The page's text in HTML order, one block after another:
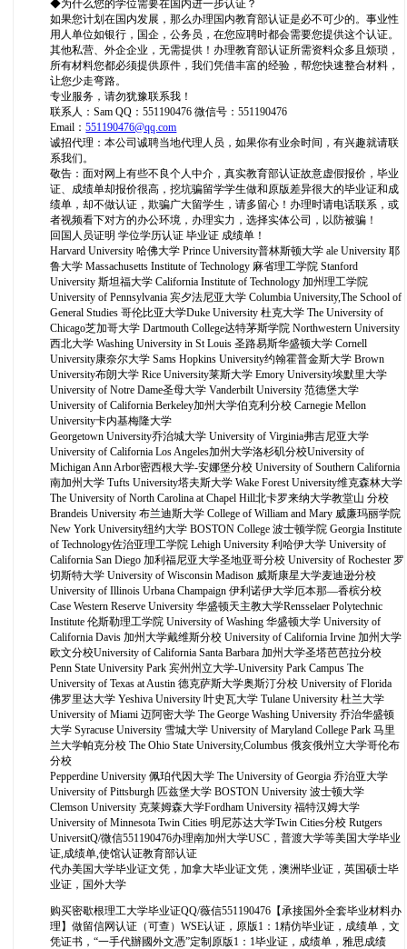
◆为什么您的学位需要在国内进一步认证？
如果您计划在国内发展，那么办理国内教育部认证是必不可少的。事业性
用人单位如银行，国企，公务员，在您应聘时都会需要您提供这个认证。
其他私营、外企企业，无需提供！办理教育部认证所需资料众多且烦琐，
所有材料您都必须提供原件，我们凭借丰富的经验，帮您快速整合材料，
让您少走弯路。
专业服务，请勿犹豫联系我！
联系人：Sam QQ：551190476 微信号：551190476
Email：551190476@qq.com
诚招代理：本公司诚聘当地代理人员，如果你有业余时间，有兴趣就请联
系我们。
敬告：面对网上有些不良个人中介，真实教育部认证故意虚假报价，毕业
证、成绩单却报价很高，挖坑骗留学学生做和原版差异很大的毕业证和成
绩单，却不做认证，欺骗广大留学生，请多留心！办理时请电话联系，或
者视频看下对方的办公环境，办理实力，选择实体公司，以防被骗！
回国人员证明 学位学历认证 毕业证 成绩单！
Harvard University 哈佛大学 Prince University普林斯顿大学 ale University 耶
鲁大学 Massachusetts Institute of Technology 麻省理工学院 Stanford
University 斯坦福大学 California Institute of Technology 加州理工学院
University of Pennsylvania 宾夕法尼亚大学 Columbia University,The School of
General Studies 哥伦比亚大学Duke University 杜克大学 The University of
Chicago芝加哥大学 Dartmouth College达特茅斯学院 Northwestern University
西北大学 Washing University in St Louis 圣路易斯华盛顿大学 Cornell
University康奈尔大学 Sams Hopkins University约翰霍普金斯大学 Brown
University布朗大学 Rice University莱斯大学 Emory University埃默里大学
University of Notre Dame圣母大学 Vanderbilt University 范德堡大学
University of California Berkeley加州大学伯克利分校 Carnegie Mellon
University卡内基梅隆大学
Georgetown University乔治城大学 University of Virginia弗吉尼亚大学
University of California Los Angeles加州大学洛杉矶分校University of
Michigan Ann Arbor密西根大学-安娜堡分校 University of Southern California
南加州大学 Tufts University塔夫斯大学 Wake Forest University维克森林大学
The University of North Carolina at Chapel Hill北卡罗来纳大学教堂山 分校
Brandeis University 布兰迪斯大学 College of William and Mary 威廉玛丽学院
New York University纽约大学 BOSTON College 波士顿学院 Georgia Institute
of Technology佐治亚理工学院 Lehigh University 利哈伊大学 University of
California San Diego 加利福尼亚大学圣地亚哥分校 University of Rochester 罗
切斯特大学 University of Wisconsin Madison 威斯康星大学麦迪逊分校
University of Illinois Urbana Champaign 伊利诺伊大学厄本那—香槟分校
Case Western Reserve University 华盛顿天主教大学Rensselaer Polytechnic
Institute 伦斯勒理工学院 University of Washing 华盛顿大学 University of
California Davis 加州大学戴维斯分校 University of California Irvine 加州大学
欧文分校University of California Santa Barbara 加州大学圣塔芭芭拉分校
Penn State University Park 宾州州立大学-University Park Campus The
University of Texas at Austin 德克萨斯大学奥斯汀分校 University of Florida
佛罗里达大学 Yeshiva University 叶史瓦大学 Tulane University 杜兰大学
University of Miami 迈阿密大学 The George Washing University 乔治华盛顿
大学 Syracuse University 雪城大学 University of Maryland College Park 马里
兰大学帕克分校 The Ohio State University,Columbus 俄亥俄州立大学哥伦布
分校
Pepperdine University 佩珀代因大学 The University of Georgia 乔治亚大学
University of Pittsburgh 匹兹堡大学 BOSTON University 波士顿大学
Clemson University 克莱姆森大学Fordham University 福特汉姆大学
University of Minnesota Twin Cities 明尼苏达大学Twin Cities分校 Rutgers
UniversitQ/微信551190476办理南加州大学USC，普渡大学等美国大学毕业
证,成绩单,使馆认证教育部认证
代办美国大学毕业证文凭，加拿大毕业证文凭，澳洲毕业证，英国硕士毕
业证，国外大学
购买密歇根理工大学毕业证QQ/薇信551190476【承接国外全套毕业材料办
理】做留信网认证（可查）WSE认证，原版1：1精仿毕业证，成绩单，文
凭证书，“一手代辦國外文憑”定制原版1：1毕业证，成绩单，雅思成绩